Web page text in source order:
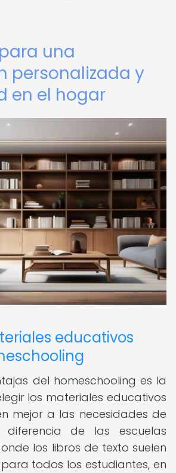
una
personalizada y
en el hogar
educativos
del homeschooling es la
los materiales educativos
mejor a las necesidades de
de las escuelas
los libros de texto suelen
todos los estudiantes, en